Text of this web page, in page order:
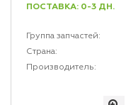
ПОСТАВКА: 0-3 ДН.
Группа запчастей:
Страна:
Производитель: